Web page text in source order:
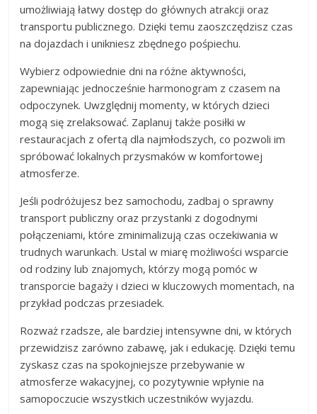
umożliwiają łatwy dostęp do głównych atrakcji oraz
transportu publicznego. Dzięki temu zaoszczędzisz czas
na dojazdach i unikniesz zbędnego pośpiechu.
Wybierz odpowiednie dni na różne aktywności,
zapewniając jednocześnie harmonogram z czasem na
odpoczynek. Uwzględnij momenty, w których dzieci
mogą się zrelaksować. Zaplanuj także posiłki w
restauracjach z ofertą dla najmłodszych, co pozwoli im
spróbować lokalnych przysmaków w komfortowej
atmosferze.
Jeśli podróżujesz bez samochodu, zadbaj o sprawny
transport publiczny oraz przystanki z dogodnymi
połączeniami, które zminimalizują czas oczekiwania w
trudnych warunkach. Ustal w miarę możliwości wsparcie
od rodziny lub znajomych, którzy mogą pomóc w
transporcie bagaży i dzieci w kluczowych momentach, na
przykład podczas przesiadek.
Rozważ rzadsze, ale bardziej intensywne dni, w których
przewidzisz zarówno zabawę, jak i edukację. Dzięki temu
zyskasz czas na spokojniejsze przebywanie w
atmosferze wakacyjnej, co pozytywnie wpłynie na
samopoczucie wszystkich uczestników wyjazdu.